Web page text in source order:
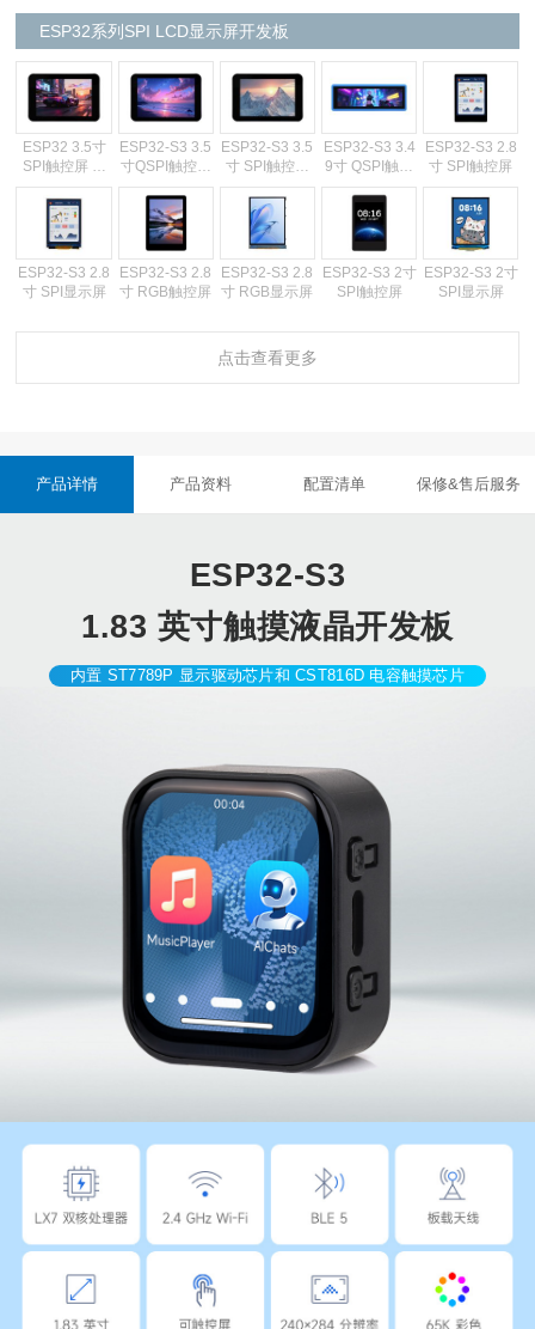
ESP32系列SPI LCD显示屏开发板
ESP32 3.5寸
SPI触控屏 带
壳
ESP32-S3 3.5
寸QSPI触控屏
带壳
ESP32-S3 3.5
寸 SPI触控屏
带壳
ESP32-S3 3.4
9寸 QSPI触控
屏
ESP32-S3 2.8
寸 SPI触控屏
ESP32-S3 2.8
寸 SPI显示屏
ESP32-S3 2.8
寸 RGB触控屏
ESP32-S3 2.8
寸 RGB显示屏
ESP32-S3 2寸
SPI触控屏
ESP32-S3 2寸
SPI显示屏
屏
3寸 SPI触控屏 9寸 SPI触控屏 9寸 SPI显示屏 9寸 SPI显示屏 9寸 SPI触控屏
ESP32-S3 1.4
7寸 SPI显示屏
Type-A
ESP32-S3 1.4
7寸 SPI显示屏
Type-C
ESP32-S3 1.4
6寸 QSPI触控
ESP32-C6 1.3
寸 SPI显示屏
ESP32-S3 1.3
寸 SPI显示屏
棱镜
ESP32-S3 1.3
ESP32-S3 1.2
8寸 SPI显示屏
CNC壳
ESP32-S3 1.2
8寸 SPI触控屏
ESP32-S3 1.2
8寸 SPI触控屏
CNC壳
ESP32-C6 1.1
4寸 SPI显示屏
带壳
点击查看更多
产品详情 产品资料 配置清单 保修&售后服务
ESP32-S3
1.83 英寸触摸液晶开发板
内置 ST7789P 显示驱动芯片和 CST816D 电容触摸芯片